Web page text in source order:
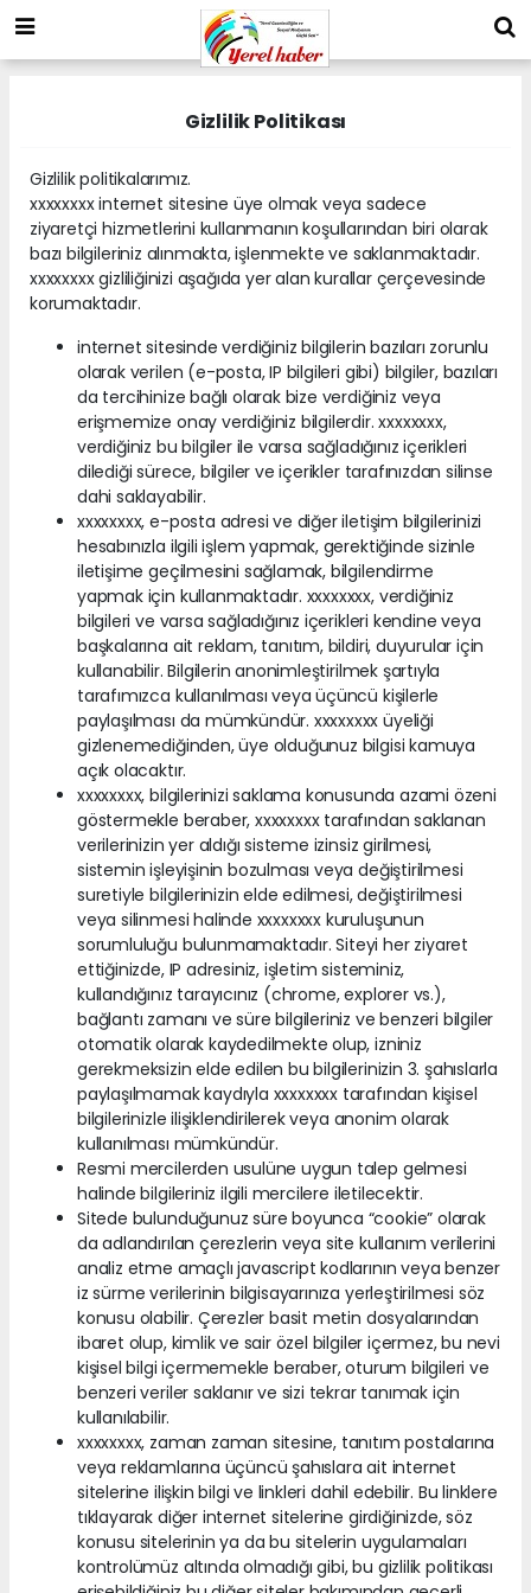
Gizlilik Politikası
Gizlilik politikalarımız.
xxxxxxxx internet sitesine üye olmak veya sadece
ziyaretçi hizmetlerini kullanmanın koşullarından biri olarak
bazı bilgileriniz alınmakta, işlenmekte ve saklanmaktadır.
xxxxxxxx gizliliğinizi aşağıda yer alan kurallar çerçevesinde
korumaktadır.
internet sitesinde verdiğiniz bilgilerin bazıları zorunlu
olarak verilen (e-posta, IP bilgileri gibi) bilgiler, bazıları
da tercihinize bağlı olarak bize verdiğiniz veya
erişmemize onay verdiğiniz bilgilerdir. xxxxxxxx,
verdiğiniz bu bilgiler ile varsa sağladığınız içerikleri
dilediği sürece, bilgiler ve içerikler tarafınızdan silinse
dahi saklayabilir.
xxxxxxxx, e-posta adresi ve diğer iletişim bilgilerinizi
hesabınızla ilgili işlem yapmak, gerektiğinde sizinle
iletişime geçilmesini sağlamak, bilgilendirme
yapmak için kullanmaktadır. xxxxxxxx, verdiğiniz
bilgileri ve varsa sağladığınız içerikleri kendine veya
başkalarına ait reklam, tanıtım, bildiri, duyurular için
kullanabilir. Bilgilerin anonimleştirilmek şartıyla
tarafımızca kullanılması veya üçüncü kişilerle
paylaşılması da mümkündür. xxxxxxxx üyeliği
gizlenemediğinden, üye olduğunuz bilgisi kamuya
açık olacaktır.
xxxxxxxx, bilgilerinizi saklama konusunda azami özeni
göstermekle beraber, xxxxxxxx tarafından saklanan
verilerinizin yer aldığı sisteme izinsiz girilmesi,
sistemin işleyişinin bozulması veya değiştirilmesi
suretiyle bilgilerinizin elde edilmesi, değiştirilmesi
veya silinmesi halinde xxxxxxxx kuruluşunun
sorumluluğu bulunmamaktadır. Siteyi her ziyaret
ettiğinizde, IP adresiniz, işletim sisteminiz,
kullandığınız tarayıcınız (chrome, explorer vs.),
bağlantı zamanı ve süre bilgileriniz ve benzeri bilgiler
otomatik olarak kaydedilmekte olup, izniniz
gerekmeksizin elde edilen bu bilgilerinizin 3. şahıslarla
paylaşılmamak kaydıyla xxxxxxxx tarafından kişisel
bilgilerinizle ilişiklendirilerek veya anonim olarak
kullanılması mümkündür.
Resmi mercilerden usulüne uygun talep gelmesi
halinde bilgileriniz ilgili mercilere iletilecektir.
Sitede bulunduğunuz süre boyunca “cookie” olarak
da adlandırılan çerezlerin veya site kullanım verilerini
analiz etme amaçlı javascript kodlarının veya benzer
iz sürme verilerinin bilgisayarınıza yerleştirilmesi söz
konusu olabilir. Çerezler basit metin dosyalarından
ibaret olup, kimlik ve sair özel bilgiler içermez, bu nevi
kişisel bilgi içermemekle beraber, oturum bilgileri ve
benzeri veriler saklanır ve sizi tekrar tanımak için
kullanılabilir.
xxxxxxxx, zaman zaman sitesine, tanıtım postalarına
veya reklamlarına üçüncü şahıslara ait internet
sitelerine ilişkin bilgi ve linkleri dahil edebilir. Bu linklere
tıklayarak diğer internet sitelerine girdiğinizde, söz
konusu sitelerinin ya da bu sitelerin uygulamaları
kontrolümüz altında olmadığı gibi, bu gizlilik politikası